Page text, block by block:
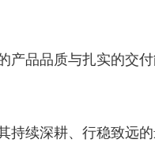
品品质与扎实的交付
持续深耕、行稳致远